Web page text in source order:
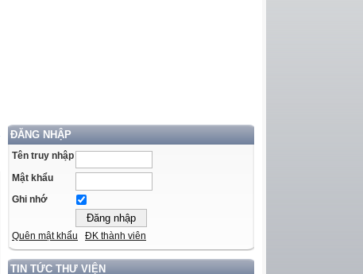
ĐĂNG NHẬP
Tên truy nhập
Mật khẩu
Ghi nhớ
Quên mật khẩu ĐK thành viên
TIN TỨC THƯ VIỆN